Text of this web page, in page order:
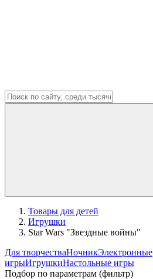
Товары для детей
Игрушки
Star Wars "Звездные войны"
Для творчестваНочникЭлектронные
игрыИгрушкиНастольные игры
Подбор по параметрам (фильтр)